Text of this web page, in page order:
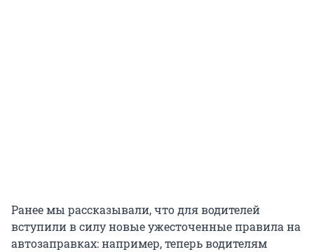
Ранее мы рассказывали, что для водителей
вступили в силу новые ужесточенные правила на
автозаправках: например, теперь водителям